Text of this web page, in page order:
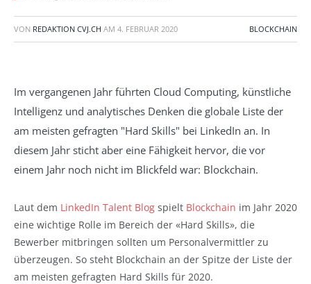
VON REDAKTION CVJ.CH AM 4. FEBRUAR 2020 BLOCKCHAIN
Im vergangenen Jahr führten Cloud Computing, künstliche
Intelligenz und analytisches Denken die globale Liste der
am meisten gefragten "Hard Skills" bei LinkedIn an. In
diesem Jahr sticht aber eine Fähigkeit hervor, die vor
einem Jahr noch nicht im Blickfeld war: Blockchain.
Laut dem LinkedIn Talent Blog spielt Blockchain im Jahr 2020
eine wichtige Rolle im Bereich der «Hard Skills», die
Bewerber mitbringen sollten um Personalvermittler zu
überzeugen. So steht Blockchain an der Spitze der Liste der
am meisten gefragten Hard Skills für 2020.